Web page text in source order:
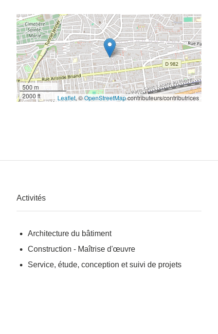
500 m
2000 ft
Leaflet, ©OpenStreetMapcontributeurs/contributrices
Activités
Architecture du bâtiment
Construction - Maîtrise d'œuvre
Service, étude, conception et suivi de projets